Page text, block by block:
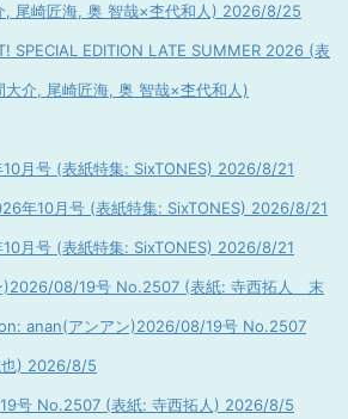
, 尾崎匠海, 奥 智哉×杢代和人) 2026/8/25
SPECIAL EDITION LATE SUMMER 2026 (表
介, 尾崎匠海, 奥 智哉×杢代和人)
月号 (表紙特集: SixTONES) 2026/8/21
年10月号 (表紙特集: SixTONES) 2026/8/21
月号 (表紙特集: SixTONES) 2026/8/21
)2026/08/19号 No.2507 (表紙: 寺西拓人 末
anan(アンアン)2026/08/19号 No.2507
) 2026/8/5
号 No.2507 (表紙: 寺西拓人) 2026/8/5